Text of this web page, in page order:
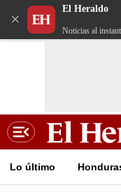
×
El Heraldo
Noticias al
Lo último